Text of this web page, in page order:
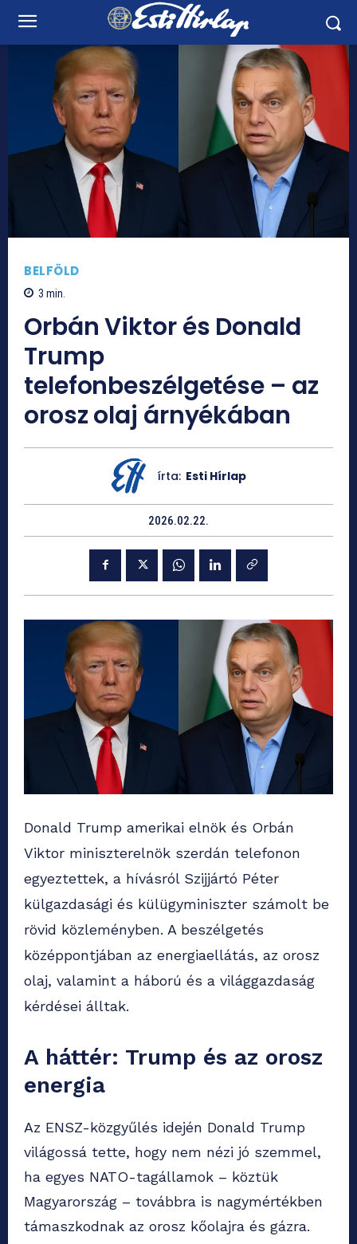
BELFÖLD
3 min.
Orbán Viktor és Donald
Trump
telefonbeszélgetése – az
orosz olaj árnyékában
írta: Esti Hírlap
2026.02.22.
Donald Trump amerikai elnök és Orbán
Viktor miniszterelnök szerdán telefonon
egyeztettek, a hívásról Szijjártó Péter
külgazdasági és külügyminiszter számolt be
rövid közleményben. A beszélgetés
középpontjában az energiaellátás, az orosz
olaj, valamint a háború és a világgazdaság
kérdései álltak.
A háttér: Trump és az orosz
energia
Az ENSZ-közgyűlés idején Donald Trump
világossá tette, hogy nem nézi jó szemmel,
ha egyes NATO-tagállamok – köztük
Magyarország – továbbra is nagymértékben
támaszkodnak az orosz kőolajra és gázra.